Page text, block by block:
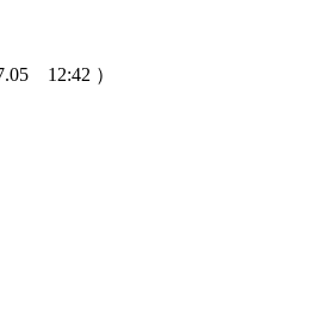
12:42 ）